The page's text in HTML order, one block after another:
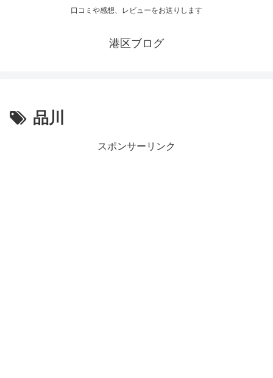
口コミや感想、レビューをお送りします
港区ブログ
品川
スポンサーリンク